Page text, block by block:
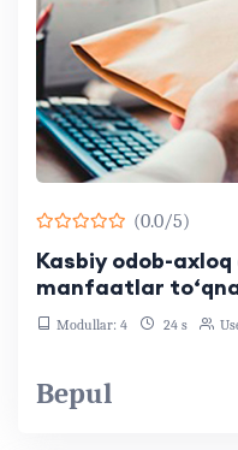
(0.0/5)
Kasbiy odob-
manfaatlar
va korrupsiyaga
Modullar: 4 24 s
Bepul